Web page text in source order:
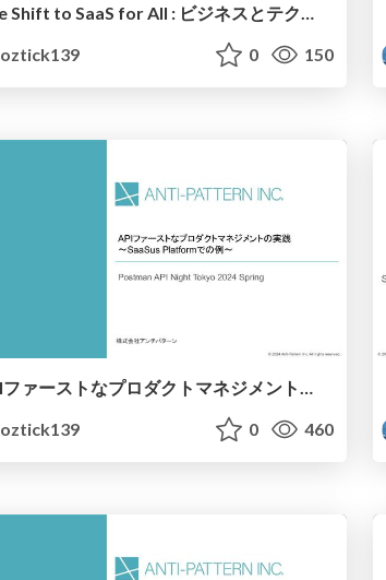
oztick139
0 150
APIファーストなプロダクトマネジメントの実践 〜SaaSus Platformでの例〜 / "Practicing API-First Product Management - An Example with SaaSus Platform
oztick139
0 460